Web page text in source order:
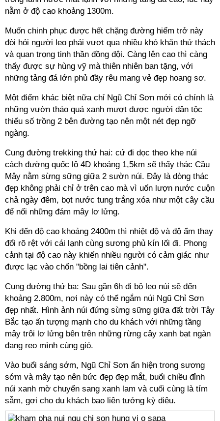
nằm ở độ cao khoảng 1300m.
Muốn chinh phục được hết chặng đường hiểm trở này
đòi hỏi người leo phải vượt qua nhiều khó khăn thử thách
và quan trọng tinh thần đồng đội. Càng lên cao thì càng
thấy được sự hùng vỹ mà thiên nhiên ban tặng, với
những tảng đá lớn phủ đầy rêu mang vẻ đẹp hoang sơ.
Một điểm khác biệt nữa chỉ Ngũ Chỉ Sơn mới có chính là
những vườn thảo quả xanh mượt được người dân tộc
thiểu số trồng 2 bên đường tạo nên một nét đẹp ngỡ
ngàng.
Cung đường trekking thứ hai: cứ đi dọc theo khe núi
cách đường quốc lộ 4D khoảng 1,5km sẽ thấy thác Cầu
Mây nằm sừng sững giữa 2 sườn núi. Đây là dòng thác
đẹp không phải chỉ ở trên cao mà vì uốn lượn nước cuộn
chả ngày đêm, bọt nước tung trắng xóa như một cây cầu
để nối những đám mây lơ lửng.
Khi đến độ cao khoảng 2400m thì nhiệt độ và độ ẩm thay
đổi rõ rệt với cái lạnh cùng sương phủ kín lối đi. Phong
cảnh tại độ cao này khiến nhiều người có cảm giác như
được lạc vào chốn "bồng lai tiên cảnh".
Cung đường thứ ba: Sau gần 6h đi bộ leo núi sẽ đến
khoảng 2.800m, nơi này có thể ngắm núi Ngũ Chỉ Sơn
đẹp nhất. Hình ảnh núi đứng sừng sững giữa đất trời Tây
Bắc tạo ấn tượng mạnh cho du khách với những tầng
mây trôi lơ lửng bên trên những rừng cây xanh bạt ngàn
đang reo mình cùng gió.
Vào buổi sáng sớm, Ngũ Chỉ Sơn ẩn hiện trong sương
sớm và mây tạo nên bức đẹp đẹp mắt, buổi chiều đỉnh
núi xanh mờ chuyển sang xanh lam và cuối cùng là tím
sẫm, gợi cho du khách bao liên tưởng kỳ diệu.